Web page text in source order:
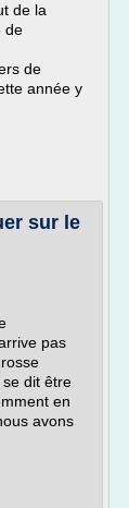
de la
de
de
année y
sur le
pas
dit être
en
avons